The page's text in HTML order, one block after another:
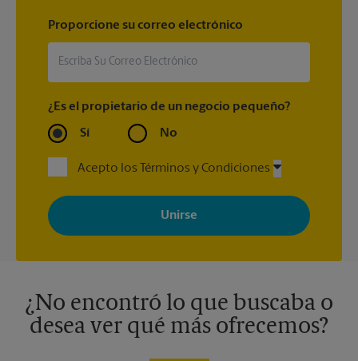
Proporcione su correo electrónico
¿Es el propietario de un negocio pequeño?
Sí No
Acepto los Términos y Condiciones
Al registrarse, acepta recibir correos electrónicos de The UPS
Store con noticias, ofertas especiales, promociones y mensajes
adaptados a sus intereses. Puede darse de baja en cualquier
momento. Para más información, consulte nuestra política de
¿No encontró lo que buscaba o
desea ver qué más ofrecemos?